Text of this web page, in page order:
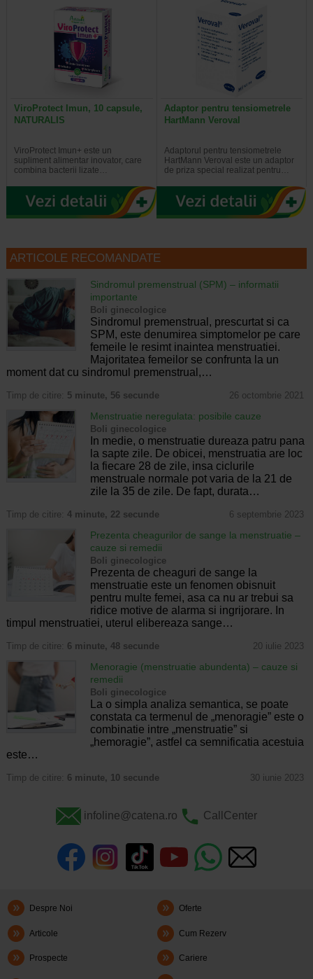
ViroProtect Imun, 10 capsule,
NATURALIS
ViroProtect Imun+ este un
supliment alimentar inovator, care
combina bacterii lizate…
Adaptor pentru tensiometrele
HartMann Veroval
Adaptorul pentru tensiometrele
HartMann Veroval este un adaptor
de priza special realizat pentru…
ARTICOLE RECOMANDATE
Sindromul premenstrual (SPM) – informatii
importante
Boli ginecologice
Sindromul premenstrual, prescurtat si ca
SPM, este denumirea simptomelor pe care
femeile le resimt inaintea menstruatiei.
Majoritatea femeilor se confrunta la un
moment dat cu sindromul premenstrual,…
Timp de citire: 5 minute, 56 secunde 26 octombrie 2021
Menstruatie neregulata: posibile cauze
Boli ginecologice
In medie, o menstruatie dureaza patru pana
la sapte zile. De obicei, menstruatia are loc
la fiecare 28 de zile, insa ciclurile
menstruale normale pot varia de la 21 de
zile la 35 de zile. De fapt, durata…
Timp de citire: 4 minute, 22 secunde 6 septembrie 2023
Prezenta cheagurilor de sange la menstruatie –
cauze si remedii
Boli ginecologice
Prezenta de cheaguri de sange la
menstruatie este un fenomen obisnuit
pentru multe femei, asa ca nu ar trebui sa
ridice motive de alarma si ingrijorare. In
timpul menstruatiei, uterul elibereaza sange…
Timp de citire: 6 minute, 48 secunde 20 iulie 2023
Menoragie (menstruatie abundenta) – cauze si
remedii
Boli ginecologice
La o simpla analiza semantica, se poate
constata ca termenul de „menoragie” este o
combinatie intre „menstruatie” si
„hemoragie”, astfel ca semnificatia acestuia
este…
Timp de citire: 6 minute, 10 secunde 30 iunie 2023
infoline@catena.ro CallCenter
Despre Noi Oferte
Articole Cum Rezerv
Prospecte Cariere